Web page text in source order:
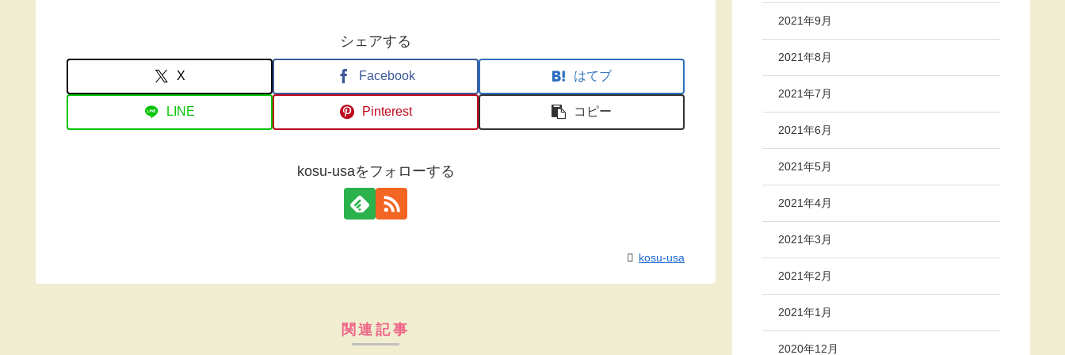
シェアする
X Facebook はてブ
LINE Pinterest コピー
kosu-usaをフォローする
kosu-usa
関連記事
2021年9月
2021年8月
2021年7月
2021年6月
2021年5月
2021年4月
2021年3月
2021年2月
2021年1月
2020年12月